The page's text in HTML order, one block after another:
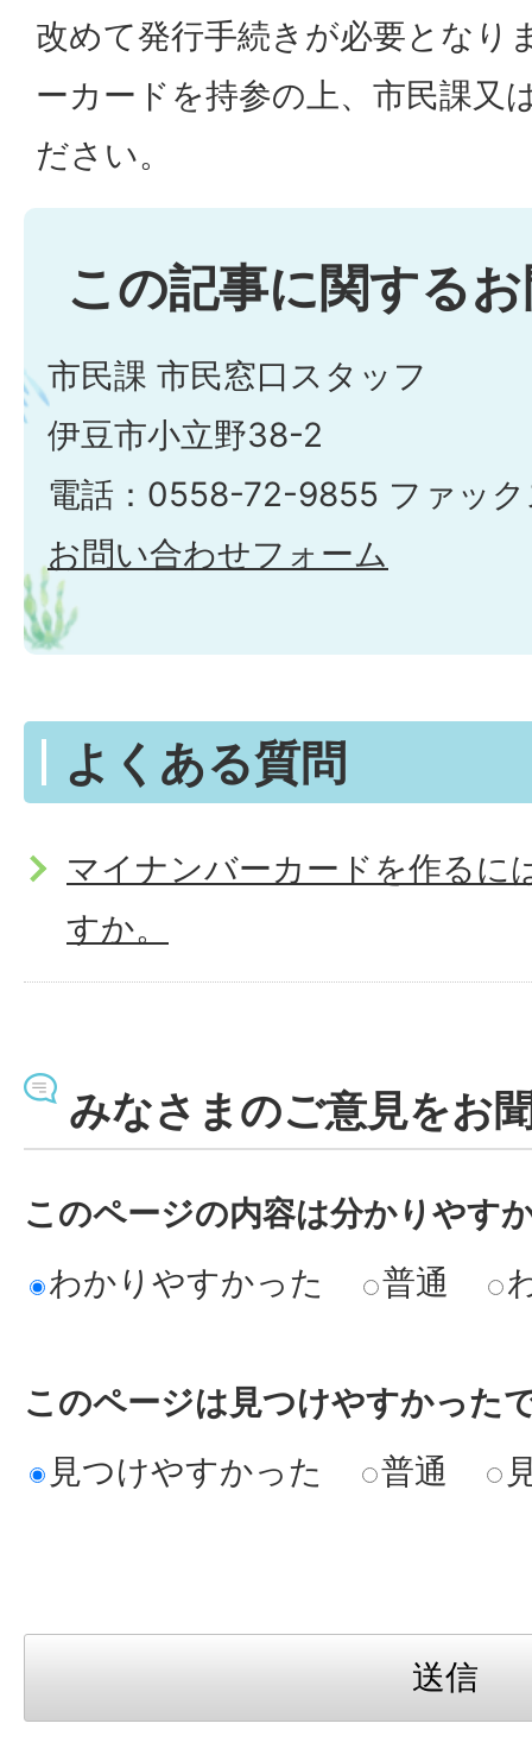
改めて発行手続きが必要となり
ーカードを持参の上、市民課又
ださい。
この記事に関する
市民課 市民窓口スタッフ
伊豆市小立野38-2
電話：0558-72-9855 ファッ
お問い合わせフォーム
よくある質問
マイナンバーカードを作るに
すか。
みなさまのご意見をお
このページの内容は分かりやす
わかりやすかった
普通
このページは見つけやすかった
見つけやすかった
普通